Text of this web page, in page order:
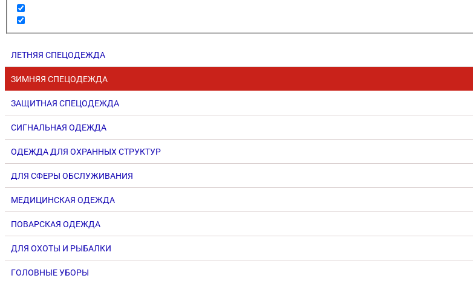
ЛЕТНЯЯ СПЕЦОДЕЖДА
ЗИМНЯЯ СПЕЦОДЕЖДА
ЗАЩИТНАЯ СПЕЦОДЕЖДА
СИГНАЛЬНАЯ ОДЕЖДА
ОДЕЖДА ДЛЯ ОХРАННЫХ СТРУКТУР
ДЛЯ СФЕРЫ ОБСЛУЖИВАНИЯ
МЕДИЦИНСКАЯ ОДЕЖДА
ПОВАРСКАЯ ОДЕЖДА
ДЛЯ ОХОТЫ И РЫБАЛКИ
ГОЛОВНЫЕ УБОРЫ